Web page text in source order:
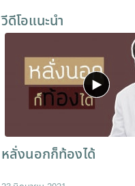
วีดีโอแนะนำ
หลั่งนอกก็ท้องได้